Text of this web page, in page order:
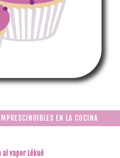
EN LA COCINA
al vapor Lékué